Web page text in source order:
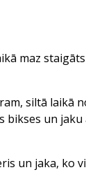
maz
siltā laikā
bikses un
un jaka, ko